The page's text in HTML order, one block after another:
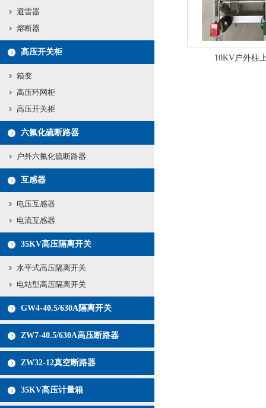
避雷器
熔断器
高压开关柜
箱变
高压环网柜
高压开关柜
六氟化硫断路器
户外六氟化硫断路器
互感器
电压互感器
电流互感器
35KV高压隔离开关
水平式高压隔离开关
电站型高压隔离开关
GW4-40.5/630A隔离开关
ZW7-40.5/630A高压断路器
ZW32-12真空断路器
35KV高压计量箱
10KV户外柱